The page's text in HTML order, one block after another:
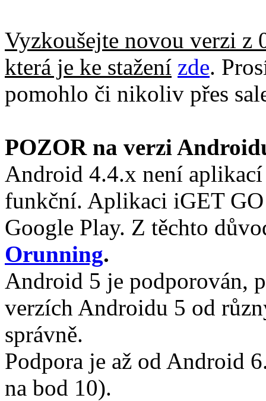
Vyzkoušejte novou verzi z
která je ke stažení zde.
pomohlo či nikoliv přes
POZOR na verzi
Android 4.4.x není
funkční. Aplikaci iGET GO
Google Play. Z těchto
Orunning.
Android 5 je podporován,
verzích Androidu 5 od
správně.
Podpora je až od Android
na bod 10).